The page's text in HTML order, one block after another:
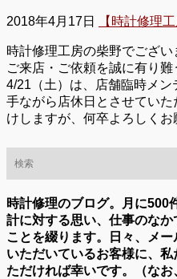
2018年4月17日 【時計修理
時計修理工房の柴野でござ
ご来店・ご依頼を誠に有り難
4/21（土）は、店舗臨時メ
手ながら店休日とさせてい
けしますが、何卒よろしく
時計修理のブログ。月に500
計に対する思い、仕事のな
ことを綴ります。日々、メ
いただいているお客様に、
ただければ幸いです。（な